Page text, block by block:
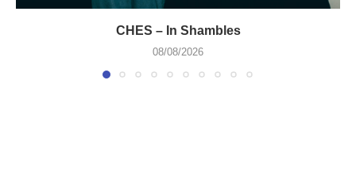
CHES – In Shambles
08/08/2026